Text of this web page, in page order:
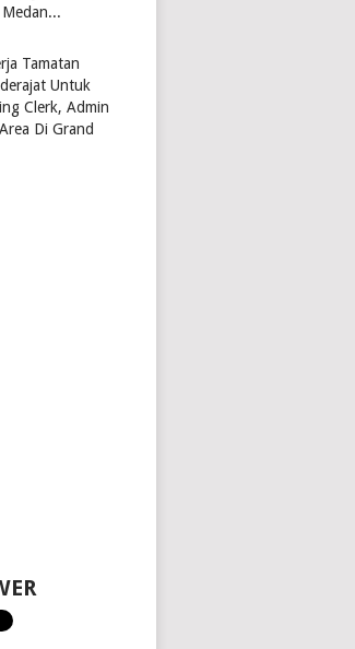
Tamatan
Untuk
Clerk, Admin
Di Grand